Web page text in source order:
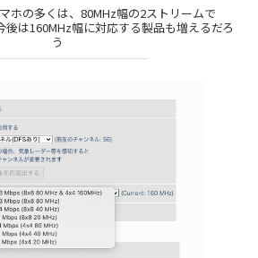
ホの多くは、80MHz幅の2ストリームで
は160MHz幅に対応する製品も増えるだろ
う